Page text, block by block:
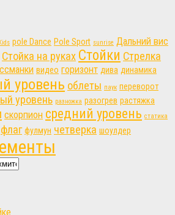
pole Dance Pole Sport sunrise Дальний вис
Стойка на руках Стойки Стрелка
видео горизонт дива динамика
уровень облеты паук переворот
уровень разножка разогрев растяжка
скорпион средний уровень статика
флаг фулмун четверка шоулдер